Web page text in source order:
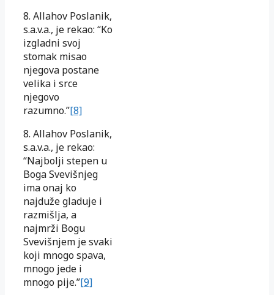
8. Allahov Poslanik,
s.a.v.a., je rekao: “Ko
izgladni svoj
stomak misao
njegova postane
velika i srce
njegovo
razumno.”[8]
8. Allahov Poslanik,
s.a.v.a., je rekao:
“Najbolji stepen u
Boga Svevišnjeg
ima onaj ko
najduže gladuje i
razmišlja, a
najmrži Bogu
Svevišnjem je svaki
koji mnogo spava,
mnogo jede i
mnogo pije.”[9]